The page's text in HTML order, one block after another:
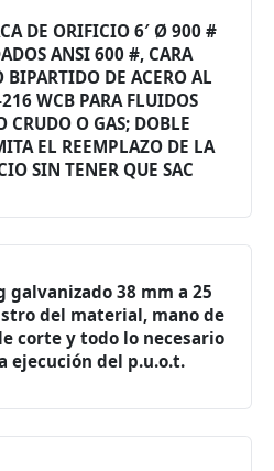
DE ORIFICIO 6′ Ø 900 #
ANSI 600 #, CARA
BIPARTIDO DE ACERO AL
WCB PARA FLUIDOS
CRUDO O GAS; DOBLE
EL REEMPLAZO DE LA
SIN TENER QUE SAC
galvanizado 38 mm a 25
del material, mano de
corte y todo lo necesario
ejecución del p.u.o.t.